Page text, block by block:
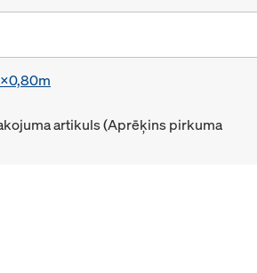
artikuls (Aprēķins pirkuma